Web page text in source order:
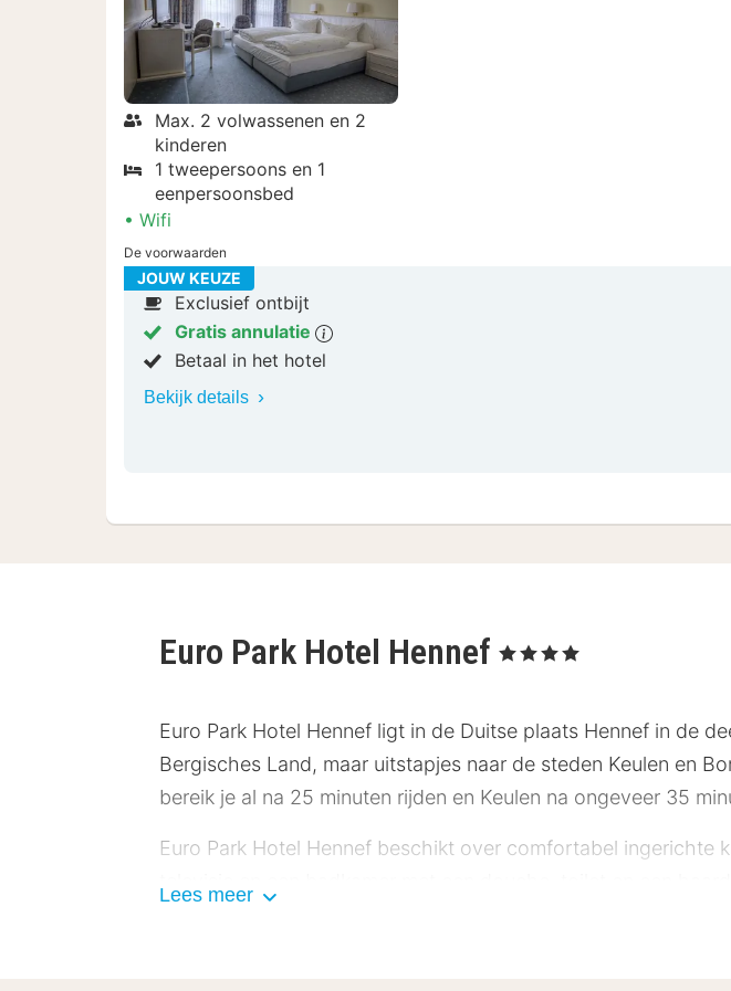
Max. 2 volwassenen en 2
kinderen
1 tweepersoons en 1
eenpersoonsbed
Wifi
De voorwaarden
JOUW KEUZE
Exclusief ontbijt
Gratis annulatie
Betaal in het hotel
Bekijk details
Euro Park Hotel Hennef , 4 Sterren
Euro Park Hotel Hennef ligt in de Duitse plaats Hennef in de
Bergisches Land, maar uitstapjes naar de steden Keulen en
bereik je al na 25 minuten rijden en Keulen na ongeveer 35
Euro Park Hotel Hennef beschikt over comfortabel ingerichte
Lees meer